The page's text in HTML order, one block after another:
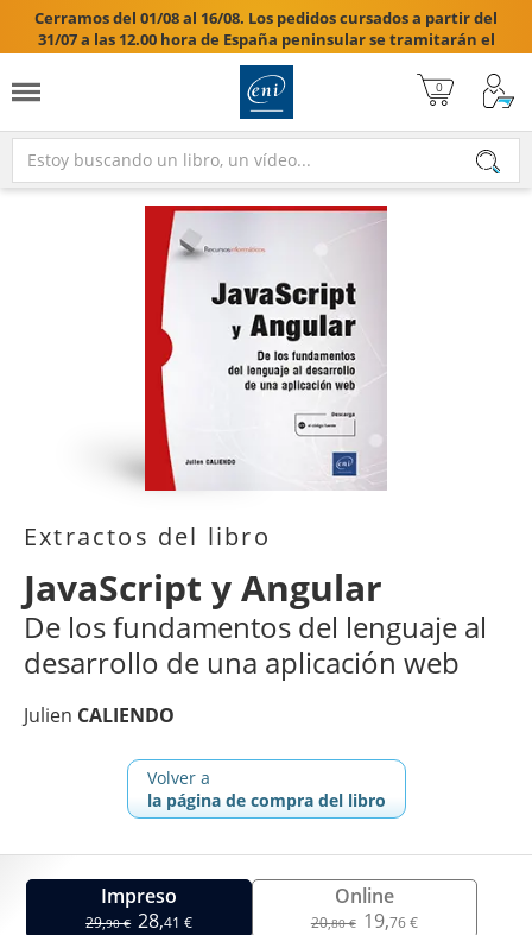
Cerramos del 01/08 al 16/08. Los pedidos cursados a partir del
31/07 a las 12.00 hora de España peninsular se tramitarán el
17/08/2026.

Extractos del libro
JavaScript y Angular
De los fundamentos del lenguaje al
desarrollo de una aplicación web
Julien CALIENDO
Volver a
la página de compra del libro
Impreso
29,90 € 28,41 €
Online
20,80 € 19,76 €